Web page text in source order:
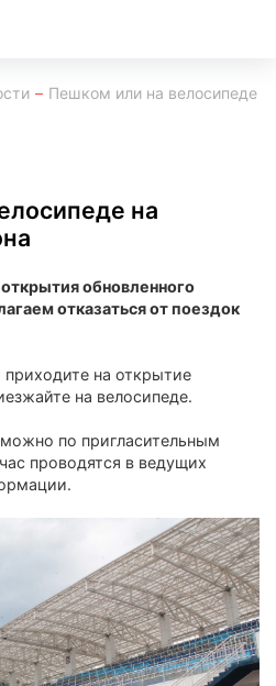
Пешком или на велосипеде
на
обновленного
отказаться от поездок
на открытие
на велосипеде.
по пригласительным
проводятся в ведущих